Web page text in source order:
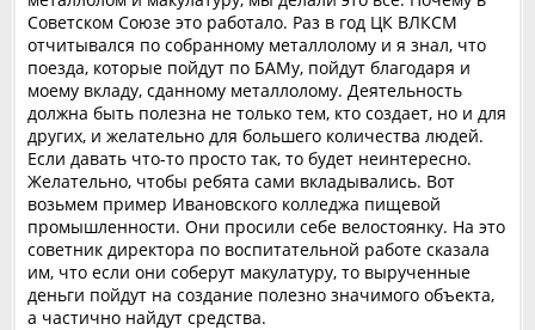
Советском Союзе это работало. Раз в год ЦК ВЛКСМ
отчитывался по собранному металлолому и я знал, что
поезда, которые пойдут по БАМу, пойдут благодаря и
моему вкладу, сданному металлолому. Деятельность
должна быть полезна не только тем, кто создает, но и для
других, и желательно для большего количества людей.
Если давать что-то просто так, то будет неинтересно.
Желательно, чтобы ребята сами вкладывались. Вот
возьмем пример Ивановского колледжа пищевой
промышленности. Они просили себе велостоянку. На это
советник директора по воспитательной работе сказала
им, что если они соберут макулатуру, то вырученные
деньги пойдут на создание полезно значимого объекта,
а частично найдут средства.